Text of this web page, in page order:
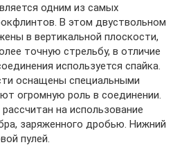
одним из самых
В этом двуствольном
в вертикальной плоскости,
точную стрельбу, в отличие
используется спайка.
оснащены специальными
огромную роль в соединении.
на использование
заряженного дробью. Нижний
пулей.